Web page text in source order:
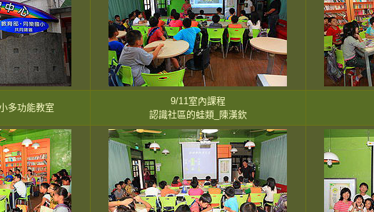
多功能教室
9/11室內課程
認識社區的蛙類_陳漢欽